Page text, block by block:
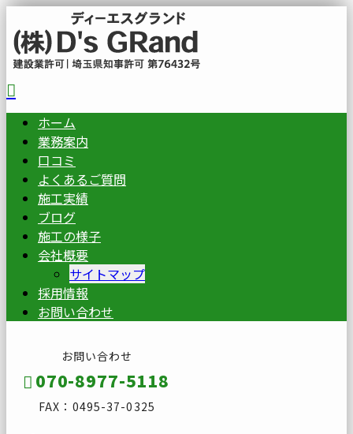
ホーム
業務案内
口コミ
よくあるご質問
施工実績
ブログ
施工の様子
会社概要
サイトマップ
採用情報
お問い合わせ
お問い合わせ
070-8977-5118
FAX：0495-37-0325